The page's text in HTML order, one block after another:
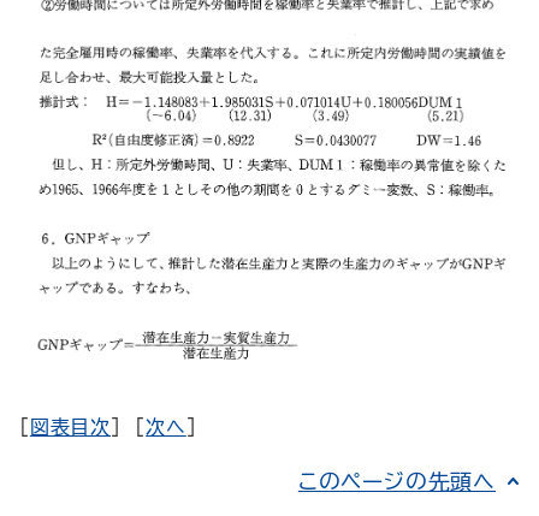
図表目次 ] [次へ
このページの先頭へ